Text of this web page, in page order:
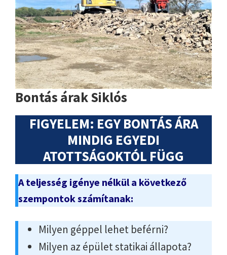
Bontás árak Siklós
FIGYELEM: EGY BONTÁS ÁRA
MINDIG EGYEDI
ATOTTSÁGOKTÓL FÜGG
A teljesség igénye nélkül a következő
szempontok számítanak:
Milyen géppel lehet beférni?
Milyen az épület statikai állapota?